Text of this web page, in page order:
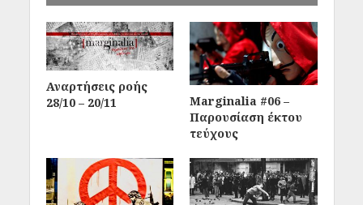
Αναρτήσεις ροής
28/10 – 20/11
Marginalia #06 –
Παρουσίαση έκτου
τεύχους